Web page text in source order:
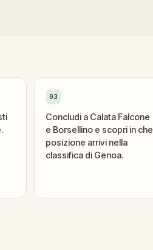
03
Concludi a Calata Falcone
e Borsellino e scopri in che
posizione arrivi nella
classifica di Genoa.